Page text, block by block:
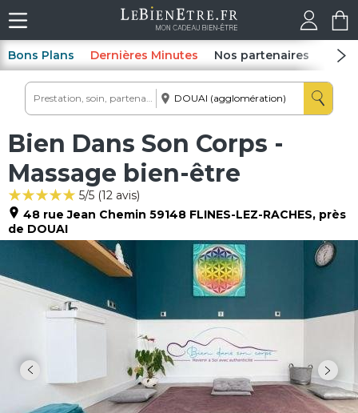
Bons Plans Dernières Minutes Nos partenaires Spas
Bien Dans Son Corps -
Massage bien-être
5/5 (12 avis)
48 rue Jean Chemin 59148 FLINES-LEZ-RACHES, près
de DOUAI